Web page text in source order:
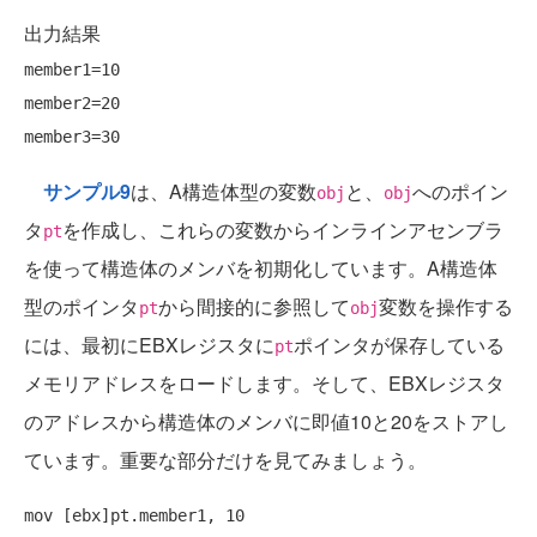
出力結果
member1=10
member2=20
サンプル9は、A構造体型の変数obj と、 objへのポイン
タptを作成し、これらの変数からインラインアセンブラ
を使って構造体のメンバを初期化しています。A構造体
型のポインタptから間接的に参照してobj変数を操作する
には、最初にEBXレジスタにptポインタが保存している
メモリアドレスをロードします。そして、EBXレジスタ
のアドレスから構造体のメンバに即値10と20をストアし
ています。重要な部分だけを見てみましょう。
mov [ebx]pt.member1, 10